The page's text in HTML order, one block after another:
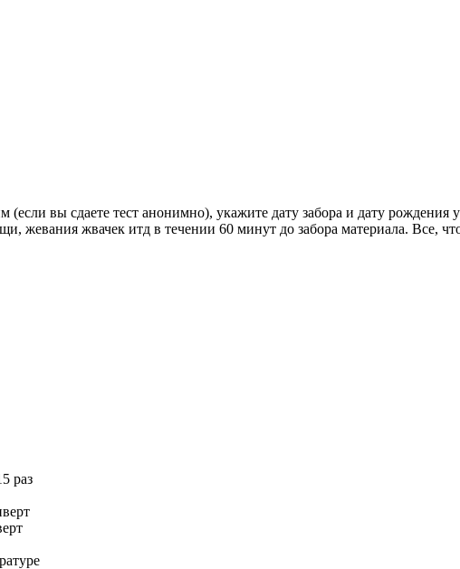
вы сдаете тест анонимно), укажите дату забора и дату рождения
жевания жвачек итд в течении 60 минут до забора материала. Все,
раз